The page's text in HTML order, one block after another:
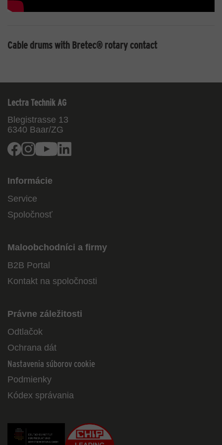
Cable drums with Bretec® rotary contact
Lectra Technik AG
Blegistrasse 13
6340 Baar/ZG
Facebook
InstagramYoutube
Informácie
Service
Spoločnosť
Maloobchodníci a firmy
B2B Portal
Kontakt na spoločnosti
Právne záležitosti
Odtlačok
Ochrana dát
Nastavenia súborov cookie
Podmienky
Kódex správania